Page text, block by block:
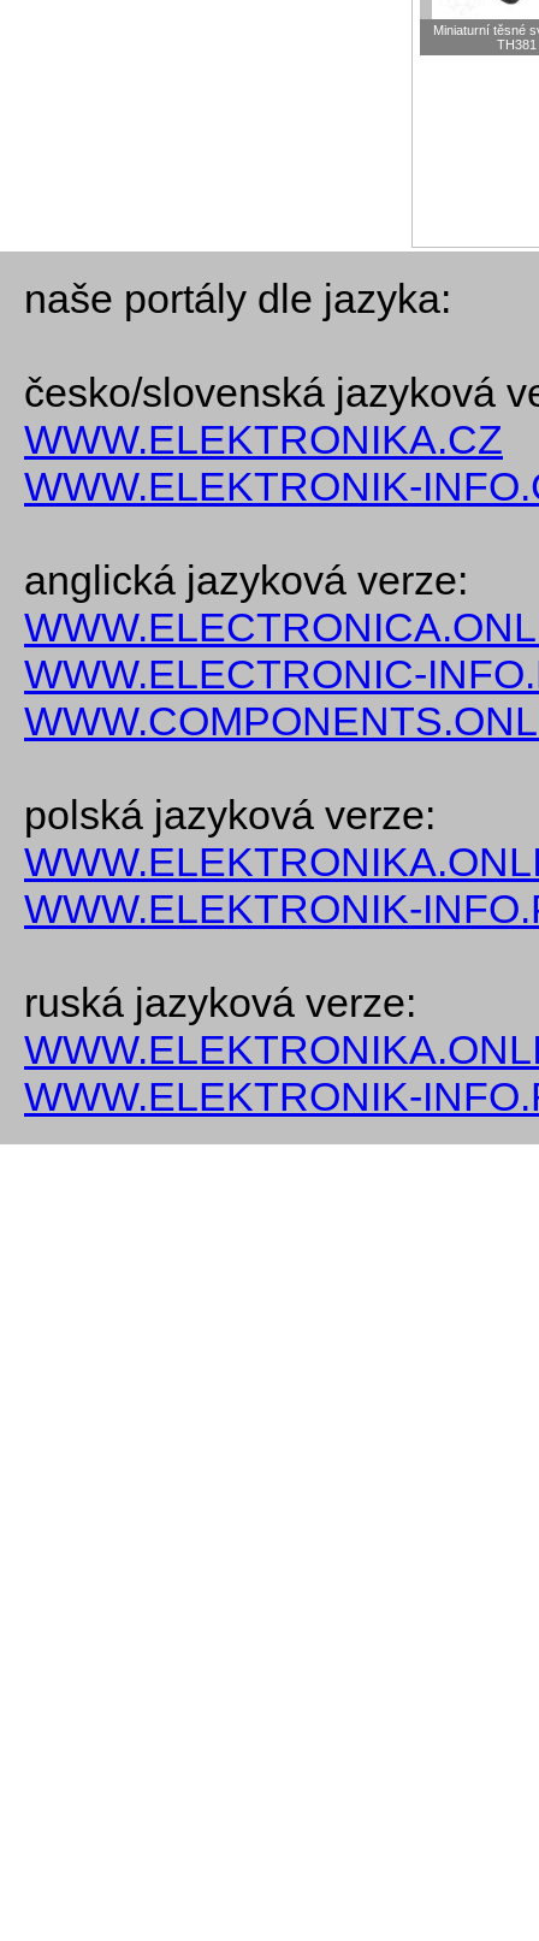
Miniaturní těsné
TH381
naše portály dle jazyka:
česko/slovenská jazyková
WWW.ELEKTRONIKA.CZ
WWW.ELEKTRONIK-
anglická jazyková verze:
WWW.ELECTRONIC-
polská jazyková verze:
WWW.ELEKTRONIK-
ruská jazyková verze:
WWW.ELEKTRONIK-